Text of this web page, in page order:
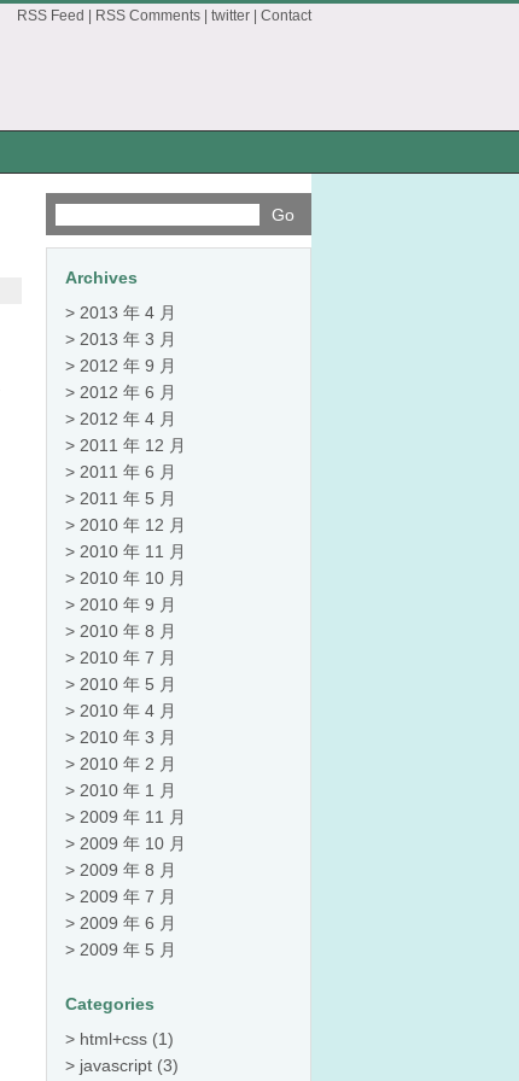
RSS Feed RSS Comments twitter Contact
Archives
2013 年 4 月
2013 年 3 月
2012 年 9 月
2012 年 6 月
2012 年 4 月
2011 年 12 月
2011 年 6 月
2011 年 5 月
2010 年 12 月
2010 年 11 月
2010 年 10 月
2010 年 9 月
2010 年 8 月
2010 年 7 月
2010 年 5 月
2010 年 4 月
2010 年 3 月
2010 年 2 月
2010 年 1 月
2009 年 11 月
2009 年 10 月
2009 年 8 月
2009 年 7 月
2009 年 6 月
2009 年 5 月
Categories
html+css (1)
javascript (3)